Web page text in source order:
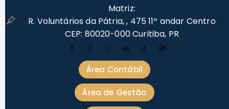
Matriz:
R. Voluntários da Pátria, , 475 11º andar Centro
CEP: 80020-000 Curitiba, PR
Área Contábil
Área de Gestão